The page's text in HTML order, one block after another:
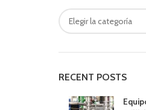
RECENT POSTS